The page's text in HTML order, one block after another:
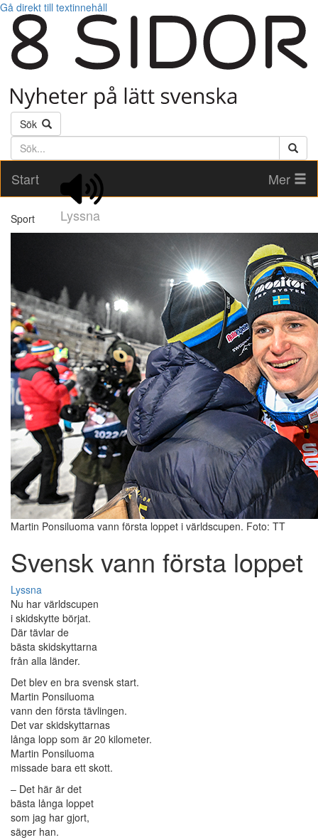
Gå direkt till textinnehåll
Sök
Söktext
Start
Lyssna
Mer
Sport
Martin Ponsiluoma vann första loppet i världscupen. Foto: TT
Svensk vann första loppet
Lyssna
Nu har världscupen
i skidskytte börjat.
Där tävlar de
bästa skidskyttarna
från alla länder.
Det blev en bra svensk start.
Martin Ponsiluoma
vann den första tävlingen.
Det var skidskyttarnas
långa lopp som är 20 kilometer.
Martin Ponsiluoma
missade bara ett skott.
– Det här är det
bästa långa loppet
som jag har gjort,
säger han.